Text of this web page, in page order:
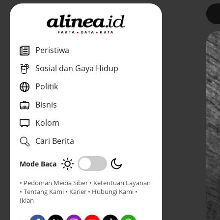
Peristiwa
Sosial dan Gaya Hidup
Politik
Bisnis
Kolom
Cari Berita
Mode Baca
• Pedoman Media Siber • Ketentuan Layanan
• Tentang Kami • Karier • Hubungi Kami •
Iklan
1